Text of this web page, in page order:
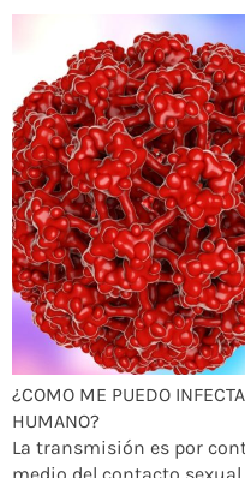
¿COMO ME PUEDO
HUMANO?
La transmisión es por